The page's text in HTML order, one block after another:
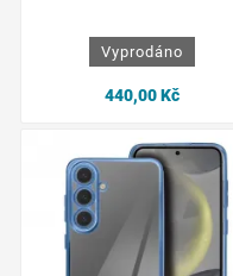
Vyprodáno
440,00 Kč